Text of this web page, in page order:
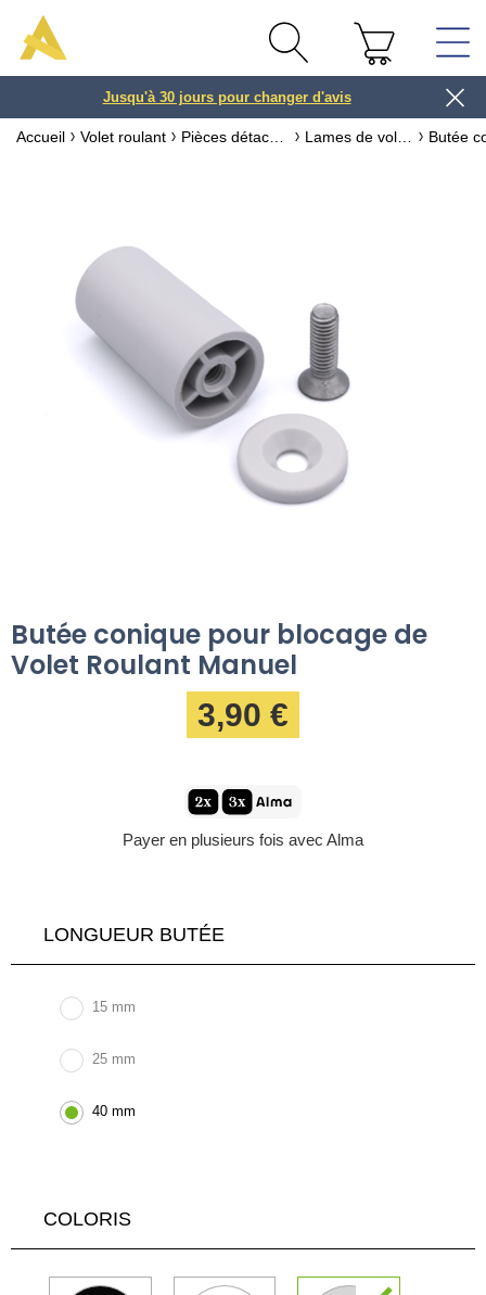
3 ou 4x
Jusqu'à 30 jours pour changer d'avis
Accueil Volet roulant
Butée conique pour blocage de
Volet Roulant Manuel
3,90 €
Payer en plusieurs fois avec Alma
LONGUEUR BUTÉE
15 mm
25 mm
40 mm
COLORIS